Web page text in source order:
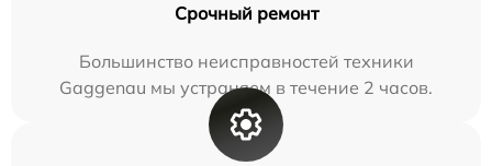
Срочный ремонт
Большинство неисправностей техники
Gaggenau мы устраняем в течение 2 часов.